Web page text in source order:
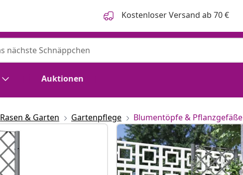
Kostenloser Versand ab 70 €
Auktionen
Rasen & Garten Gartenpflege Blumentöpfe & Pflanzgefäße